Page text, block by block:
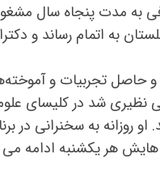
الاصل بود. مورفی به مدت
به اتمام رساند و
و حاصل تجربیات و
حضور می‌یافتند. او روزانه به